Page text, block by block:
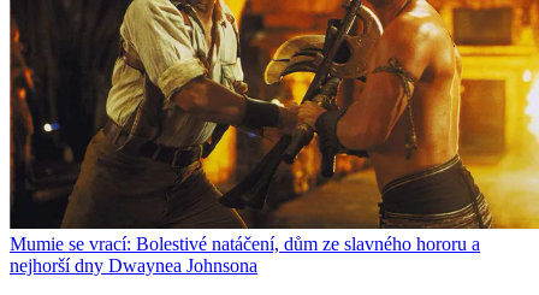
Mumie se vrací: Bolestivé natáčení, dům ze slavného hororu a
nejhorší dny Dwaynea Johnsona